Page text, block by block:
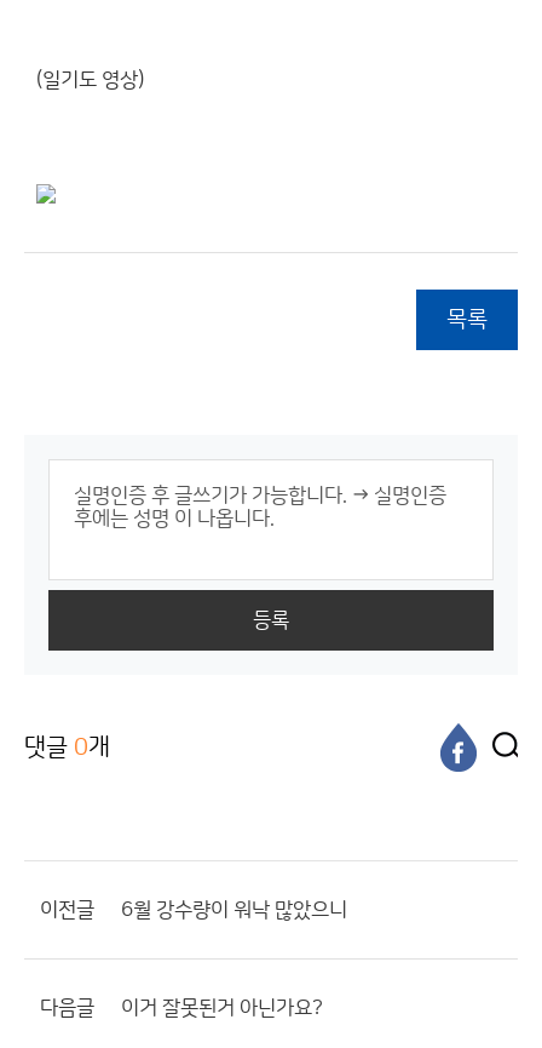
(일기도 영상)
목록
등록
댓글 0개
이전글 6월 강수량이 워낙 많았으니
다음글 이거 잘못된거 아닌가요?